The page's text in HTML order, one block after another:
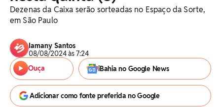
Dezenas da Caixa serão sorteadas no Espaço da Sorte,
em São Paulo
Iamany Santos
08/08/2024 às 7:24
Ouça
iBahia no Google News
Adicionar como fonte preferida no Google